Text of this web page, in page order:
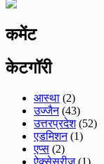
कमेंट
केटगॉरी
आस्था (2)
उज्जैन(43)
उत्तरप्रदेश(52)
एडमिशन(1)
एप्स (2)
ऐक्सेसरीज(1)